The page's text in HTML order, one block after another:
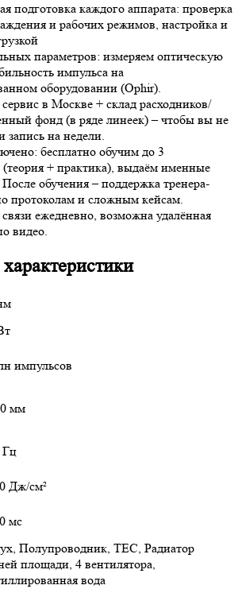
подготовка каждого аппарата: проверка
и рабочих режимов, настройка и
параметров: измеряем оптическую
импульса на
оборудовании (Ophir).
в Москве + склад расходников/
фонд (в ряде линеек) – чтобы вы не
запись на недели.
бесплатно обучим до 3
(теория + практика), выдаём именные
обучения – поддержка тренера-
протоколам и сложным кейсам.
ежедневно, возможна удалённая
видео.
импульсов
мм
Гц
Дж/см²
мс
Полупроводник, TEC, Радиатор
площади, 4 вентилятора,
вода